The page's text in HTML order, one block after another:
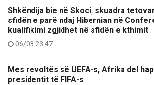
Shkëndija bie në Skoci, skuadra
sfidën e parë ndaj Hibernian në
kualifikimi zgjidhet në sfidën e kthimit
06/08 23:47
Mes revoltës së UEFA-s, Afrika del
presidentit të FIFA-s